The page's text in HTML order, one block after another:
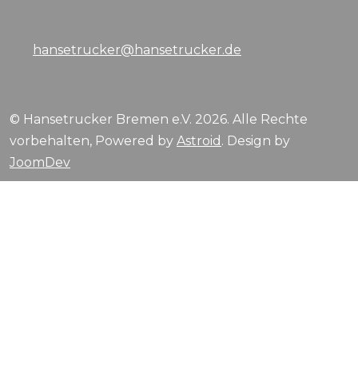
hansetrucker@hansetrucker.de
© Hansetrucker Bremen e.V. 2026. Alle Rechte
vorbehalten, Powered by Astroid . Design by
JoomDev